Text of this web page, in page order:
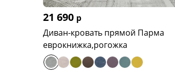
21 690 р
Диван-кровать прямой Парма
еврокнижка,рогожка